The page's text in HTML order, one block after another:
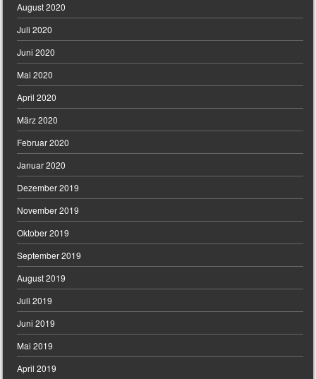
August 2020
Juli 2020
Juni 2020
Mai 2020
April 2020
März 2020
Februar 2020
Januar 2020
Dezember 2019
November 2019
Oktober 2019
September 2019
August 2019
Juli 2019
Juni 2019
Mai 2019
April 2019